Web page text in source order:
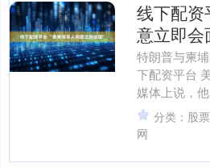
线下配资
意立即会
特朗普与柬
下配资平台
媒体上说，
玛奈、泰国
国只有结束
分类：股
网